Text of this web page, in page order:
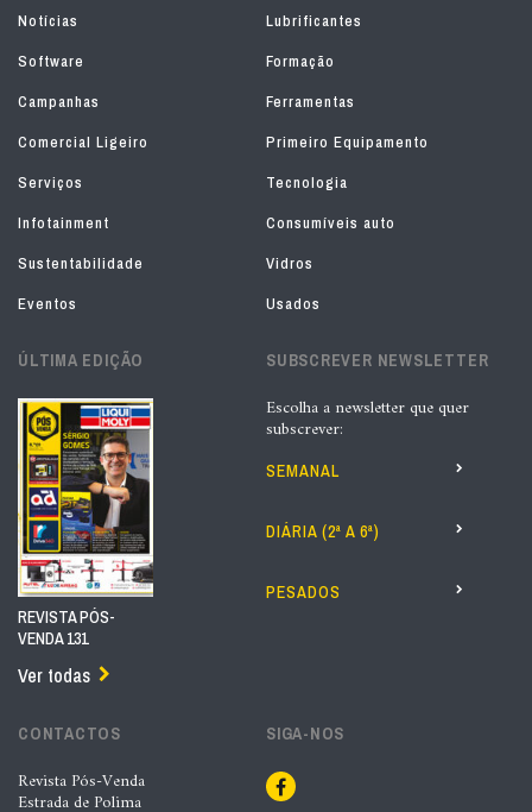
Notícias
Lubrificantes
Software
Formação
Campanhas
Ferramentas
Comercial Ligeiro
Primeiro Equipamento
Serviços
Tecnologia
Infotainment
Consumíveis auto
Sustentabilidade
Vidros
Eventos
Usados
ÚLTIMA EDIÇÃO
REVISTA PÓS-
VENDA 131
Ver todas
SUBSCREVER NEWSLETTER
Escolha a newsletter que quer
subscrever:
SEMANAL
DIÁRIA (2ª A 6ª)
PESADOS
CONTACTOS
Revista Pós-Venda
Estrada de Polima
SIGA-NOS